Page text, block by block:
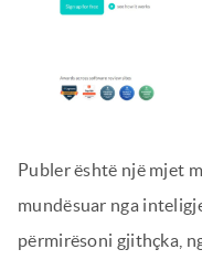
Publer është një mjet
mundësuar nga
përmirësoni gjithçka,